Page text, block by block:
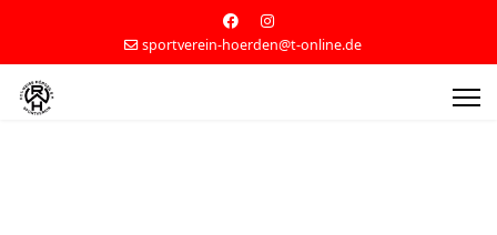
sportverein-hoerden@t-online.de